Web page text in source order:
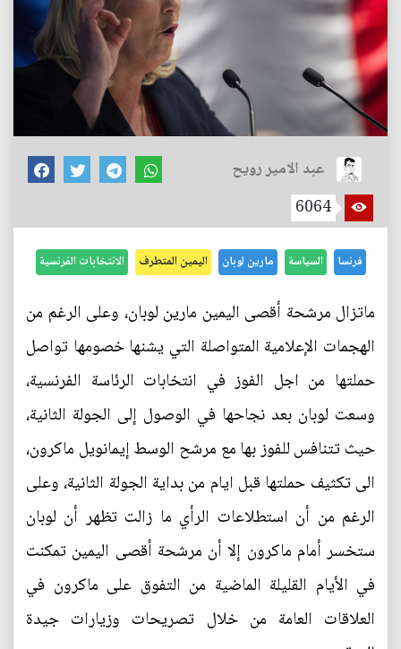
عبد الامير رويح
6064
فرنسا السياسة مارين لوبان اليمين المتطرف الانتخابات الفرنسية
ماتزال مرشحة أقصى اليمين مارين لوبان، وعلى الرغم من
الهجمات الإعلامية المتواصلة التي يشنها خصومها تواصل
حملتها من اجل الفوز في انتخابات الرئاسة الفرنسية،
وسعت لوبان بعد نجاحها في الوصول إلى الجولة الثانية،
حيث تتنافس للفوز بها مع مرشح الوسط إيمانويل ماكرون،
الى تكثيف حملتها قبل ايام من بداية الجولة الثانية، وعلى
الرغم من أن استطلاعات الرأي ما زالت تظهر أن لوبان
ستخسر أمام ماكرون إلا أن مرشحة أقصى اليمين تمكنت
في الأيام القليلة الماضية من التفوق على ماكرون في
العلاقات العامة من خلال تصريحات وزيارات جيدة